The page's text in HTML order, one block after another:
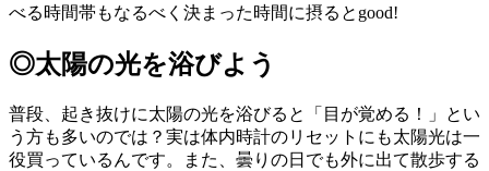
べる時間帯もなるべく決まった時間に摂るとgood!
◎太陽の光を浴びよう
普段、起き抜けに太陽の光を浴びると「目が覚める！」とい
う方も多いのでは？実は体内時計のリセットにも太陽光は一
役買っているんです。また、曇りの日でも外に出て散歩する